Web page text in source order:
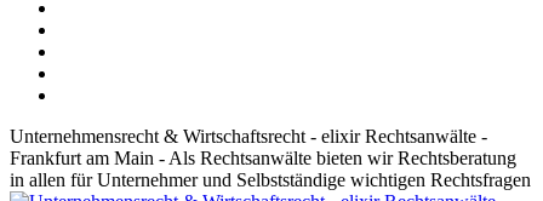
Unternehmensrecht & Wirtschaftsrecht - elixir Rechtsanwälte -
Frankfurt am Main - Als Rechtsanwälte bieten wir Rechtsberatung
in allen für Unternehmer und Selbstständige wichtigen Rechtsfragen